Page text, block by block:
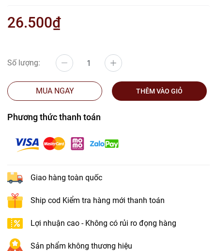
26.500₫
Số lượng:
MUA NGAY THÊM VÀO GIỎ
Phương thức thanh toán
Giao hàng toàn quốc
Ship cod Kiểm tra hàng mới thanh toán
Lợi nhuận cao - Không có rủi ro đọng hàng
Sản phẩm không thương hiệu